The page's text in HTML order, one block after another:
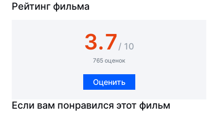
Рейтинг фильма
3.7/ 10
765 оценок
Оценить
Если вам понравился этот фильм